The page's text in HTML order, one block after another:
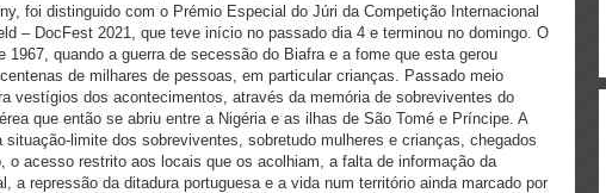
foi distinguido com o Prémio Especial do Júri da Competição Internacional
– ​DocFest 2021, que teve início no passado dia 4 e terminou no domingo. O
1967, quando a guerra de secessão do Biafra e a fome que esta gerou
de milhares de pessoas, em particular crianças. Passado meio
vestígios dos acontecimentos, através da memória de sobreviventes do
que então se abriu entre a Nigéria e as ilhas de São Tomé e Príncipe. A
situação-limite dos sobreviventes, sobretudo mulheres e crianças, chegados
o acesso restrito aos locais que os acolhiam, a falta de informação da
a repressão da ditadura portuguesa e a vida num território ainda marcado por